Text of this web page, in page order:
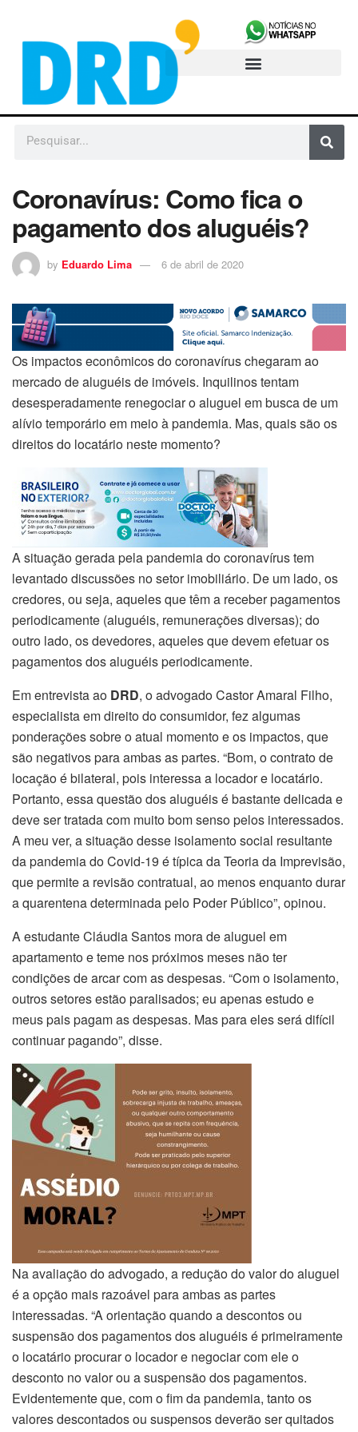
Coronavírus: Como fica o
pagamento dos aluguéis?
by Eduardo Lima 6 de abril de 2020
Os impactos econômicos do coronavírus chegaram ao
mercado de aluguéis de imóveis. Inquilinos tentam
desesperadamente renegociar o aluguel em busca de um
alívio temporário em meio à pandemia. Mas, quais são os
direitos do locatário neste momento?
A situação gerada pela pandemia do coronavírus tem
levantado discussões no setor imobiliário. De um lado, os
credores, ou seja, aqueles que têm a receber pagamentos
periodicamente (aluguéis, remunerações diversas); do
outro lado, os devedores, aqueles que devem efetuar os
pagamentos dos aluguéis periodicamente.
Em entrevista ao DRD, o advogado Castor Amaral Filho,
especialista em direito do consumidor, fez algumas
ponderações sobre o atual momento e os impactos, que
são negativos para ambas as partes. “Bom, o contrato de
locação é bilateral, pois interessa a locador e locatário.
Portanto, essa questão dos aluguéis é bastante delicada e
deve ser tratada com muito bom senso pelos interessados.
A meu ver, a situação desse isolamento social resultante
da pandemia do Covid-19 é típica da Teoria da Imprevisão,
que permite a revisão contratual, ao menos enquanto durar
a quarentena determinada pelo Poder Público”, opinou.
A estudante Cláudia Santos mora de aluguel em
apartamento e teme nos próximos meses não ter
condições de arcar com as despesas. “Com o isolamento,
outros setores estão paralisados; eu apenas estudo e
meus pais pagam as despesas. Mas para eles será difícil
continuar pagando”, disse.
Na avaliação do advogado, a redução do valor do aluguel
é a opção mais razoável para ambas as partes
interessadas. “A orientação quando a descontos ou
suspensão dos pagamentos dos aluguéis é primeiramente
o locatário procurar o locador e negociar com ele o
desconto no valor ou a suspensão dos pagamentos.
Evidentemente que, com o fim da pandemia, tanto os
valores descontados ou suspensos deverão ser quitados